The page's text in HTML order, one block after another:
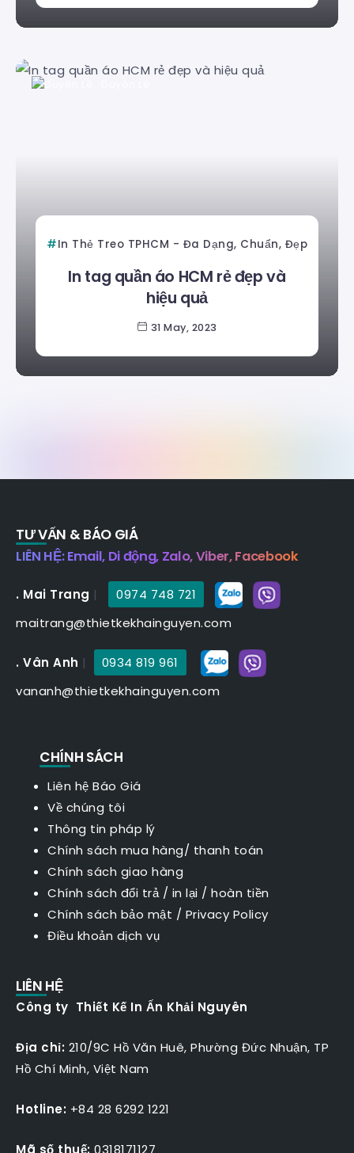
In Thẻ Treo TPHCM - Đa Dạng, Chuẩn, Đẹp
In tag quần áo HCM rẻ đẹp và
hiệu quả
31 May, 2023
TƯ VẤN & BÁO GIÁ
LIÊN HỆ: Email, Di động, Zalo, Viber, Facebook
. Mai Trang |
0974 748 721
maitrang@thietkekhainguyen.com
. Vân Anh |
0934 819 961
vananh@thietkekhainguyen.com
CHÍNH SÁCH
Liên hệ Báo Giá
Về chúng tôi
Thông tin pháp lý
Chính sách mua hàng/ thanh toán
Chính sách giao hàng
Chính sách đổi trả / in lại / hoàn tiền
Chính sách bảo mật / Privacy Policy
Điều khoản dịch vụ
LIÊN HỆ
Công ty Thiết Kế In Ấn Khải Nguyên
Địa chỉ: 210/9C Hồ Văn Huê, Phường Đức Nhuận, TP
Hồ Chí Minh, Việt Nam
Hotline: +84 28 6292 1221